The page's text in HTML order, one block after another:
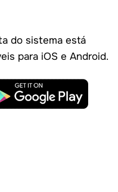
do sistema está
para iOS e Android.